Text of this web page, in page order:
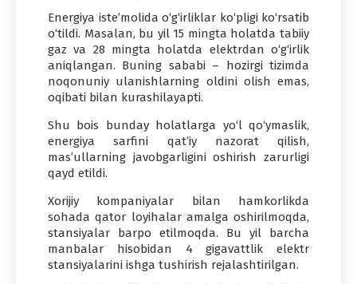
Energiya iste’molida o‘g‘irliklar ko‘pligi ko‘rsatib
o‘tildi. Masalan, bu yil 15 mingta holatda tabiiy
gaz va 28 mingta holatda elektrdan o‘g‘irlik
aniqlangan. Buning sababi – hozirgi tizimda
noqonuniy ulanishlarning oldini olish emas,
oqibati bilan kurashilayapti.
Shu bois bunday holatlarga yo‘l qo‘ymaslik,
energiya sarfini qat’iy nazorat qilish,
mas’ullarning javobgarligini oshirish zarurligi
qayd etildi.
Xorijiy kompaniyalar bilan hamkorlikda
sohada qator loyihalar amalga oshirilmoqda,
stansiyalar barpo etilmoqda. Bu yil barcha
manbalar hisobidan 4 gigavattlik elektr
stansiyalarini ishga tushirish rejalashtirilgan.